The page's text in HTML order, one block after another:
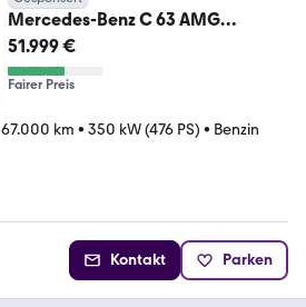
Mercedes-Benz C 63 AMG
Nigth/Burmester/Performence/SA
GA/Pano
51.999 €
Fairer Preis
67.000 km • 350 kW (476 PS) • Benzin
Kontakt Parken